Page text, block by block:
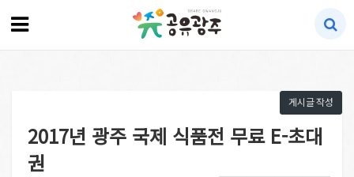
게시글 작성
2017년 광주 국제 식품전 무료 E-초대
권